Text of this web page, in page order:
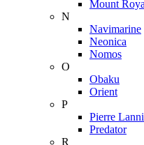
Mount
N
Navimarine
Neonica
Nomos
O
Obaku
Orient
P
Pierre
Predator
R